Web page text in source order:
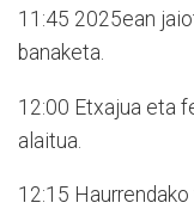
11:45 2025ean
banaketa.
12:00 Etxajua eta
alaitua.
12:15